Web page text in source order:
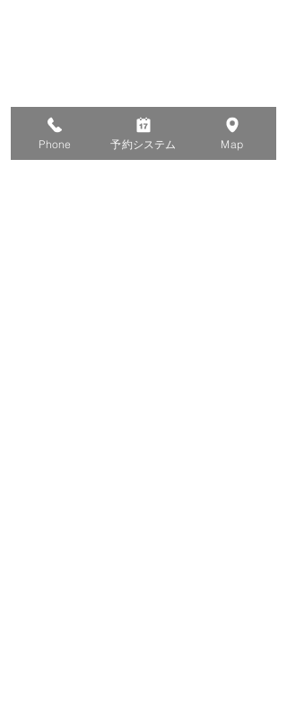
Phone 予約システム Map